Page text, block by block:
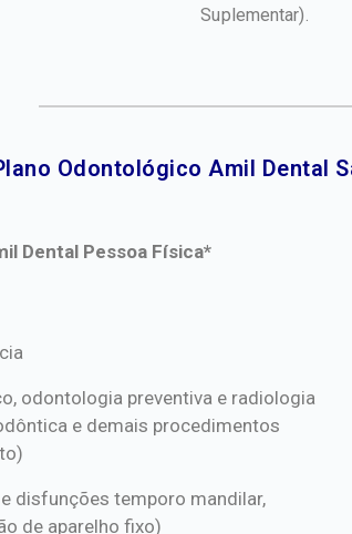
Suplementar).
Odontológico Amil Dental
Dental Pessoa Física*
Dental Pessoa Física*
odontologia preventiva e radiologia
e demais procedimentos
disfunções temporo mandilar,
de aparelho fixo)